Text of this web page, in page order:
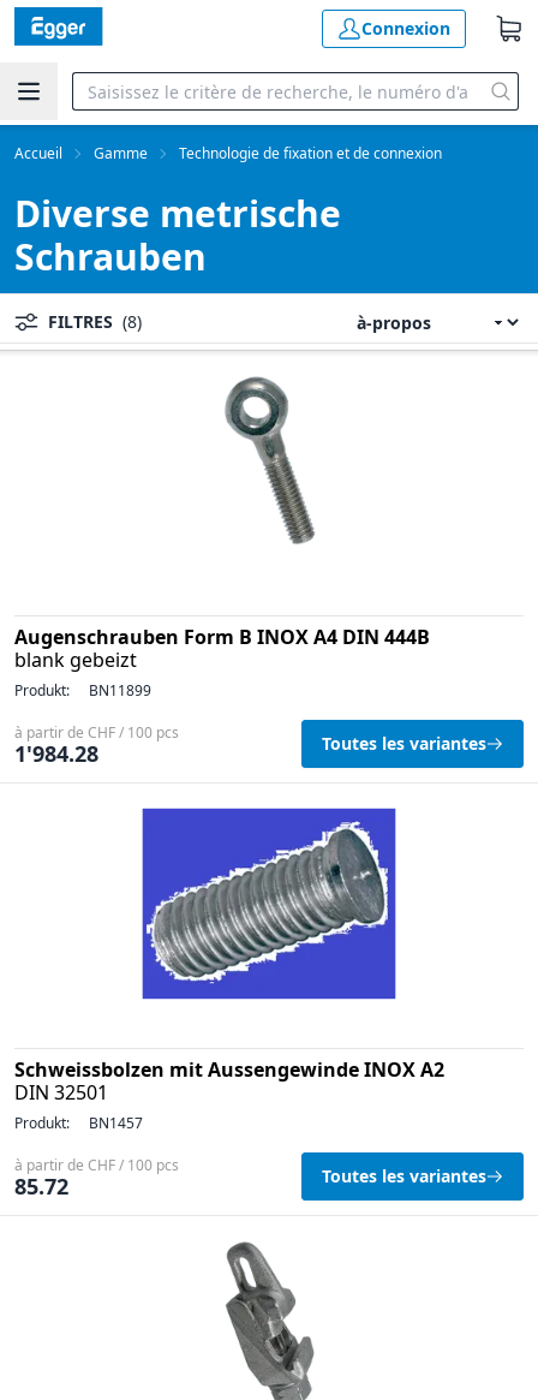
Connexion
Accueil Gamme Technologie de fixation et de connexion
Diverse metrische
Schrauben
FILTRES (8)
Augenschrauben Form B INOX A4 DIN 444B
blank gebeizt
Produkt: BN11899
à partir de CHF / 100 pcs
1'984.28 Toutes les variantes
Schweissbolzen mit Aussengewinde INOX A2
DIN 32501
Produkt: BN1457
à partir de CHF / 100 pcs
85.72 Toutes les variantes